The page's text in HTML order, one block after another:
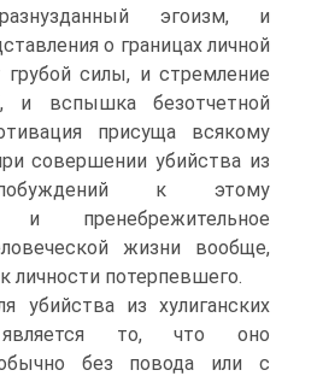
эгоизм, и
о границах личной
силы, и стремление
и вспышка безотчетной
присуща всякому
совершении убийства из
побуждений к этому
и пренебрежительное
жизни вообще,
личности потерпевшего.
убийства из хулиганских
является то, что оно
без повода или с